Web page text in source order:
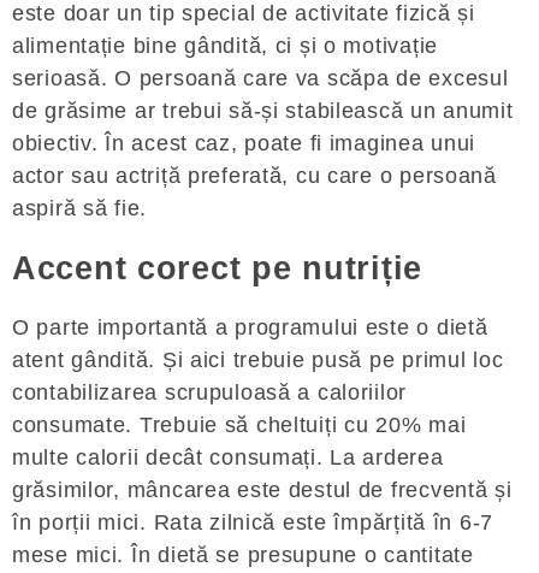
este doar un tip special de activitate fizică și
alimentație bine gândită, ci și o motivație
serioasă. O persoană care va scăpa de excesul
de grăsime ar trebui să-și stabilească un anumit
obiectiv. În acest caz, poate fi imaginea unui
actor sau actriță preferată, cu care o persoană
aspiră să fie.
Accent corect pe nutriție
O parte importantă a programului este o dietă
atent gândită. Și aici trebuie pusă pe primul loc
contabilizarea scrupuloasă a caloriilor
consumate. Trebuie să cheltuiți cu 20% mai
multe calorii decât consumați. La arderea
grăsimilor, mâncarea este destul de frecventă și
în porții mici. Rata zilnică este împărțită în 6-7
mese mici. În dietă se presupune o cantitate